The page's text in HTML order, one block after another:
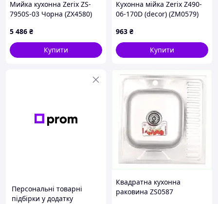
Мийка кухонна Zerix ZS-
7950S-03 Чорна (ZX4580)
5 486 ₴
Купити
Кухонна мійка Zerix Z490-
06-170D (decor) (ZM0579)
963 ₴
Купити
Персональні товарні
підбірки у додатку
Квадратна кухонна
раковина ZS0587